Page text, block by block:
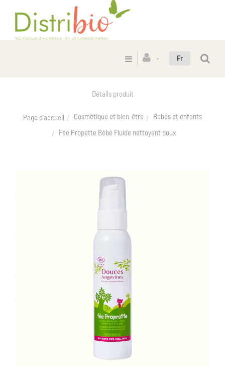
Fr
Détails produit
Page d'accueil Cosmétique et bien-être
Bébés et enfants
Fée Propette Bébé Fluide nettoyant doux